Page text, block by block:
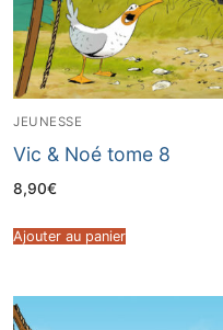
JEUNESSE
Vic & Noé tome 8
8,90€
Ajouter au panier